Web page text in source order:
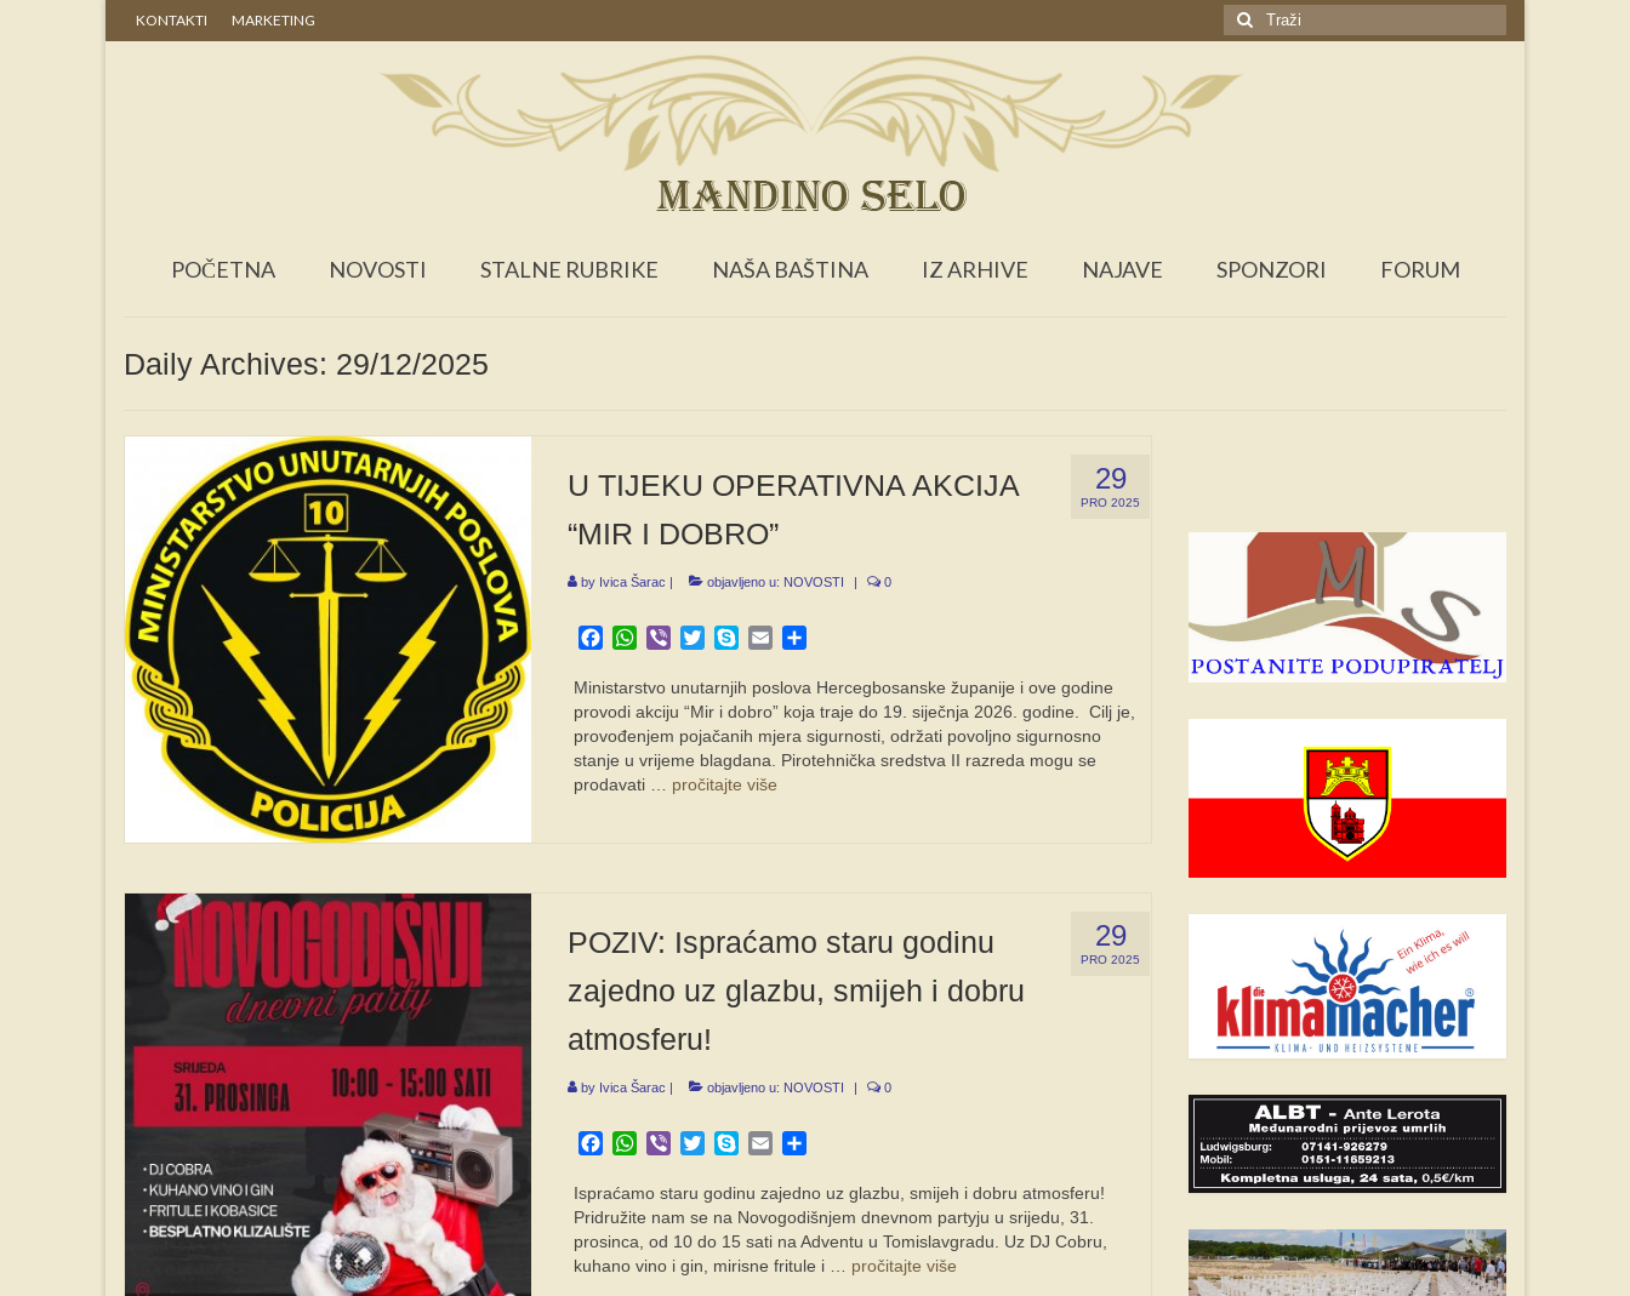
KONTAKTI MARKETING
Search
for:
POČETNA NOVOSTI STALNE RUBRIKE NAŠA BAŠTINA IZ ARHIVE NAJAVE SPONZORI FORUM
Daily Archives: 29/12/2025
29
PRO 2025
U TIJEKU OPERATIVNA AKCIJA
“MIR I DOBRO”
by Ivica Šarac | objavljeno u: NOVOSTI | 0
Facebook
WhatsApp
Viber TwitterSkypeEmail
Ministarstvo unutarnjih poslova Hercegbosanske županije i ove godine
provodi akciju “Mir i dobro” koja traje do 19. siječnja 2026. godine. Cilj je,
provođenjem pojačanih mjera sigurnosti, održati povoljno sigurnosno
stanje u vrijeme blagdana. Pirotehnička sredstva II razreda mogu se
prodavati … pročitajte više
29
PRO 2025
POZIV: Ispraćamo staru godinu
zajedno uz glazbu, smijeh i dobru
atmosferu!
by Ivica Šarac | objavljeno u: NOVOSTI | 0
Facebook
WhatsApp
Viber TwitterSkypeEmail
Ispraćamo staru godinu zajedno uz glazbu, smijeh i dobru atmosferu!
Pridružite nam se na Novogodišnjem dnevnom partyju u srijedu, 31.
prosinca, od 10 do 15 sati na Adventu u Tomislavgradu. Uz DJ Cobru,
kuhano vino i gin, mirisne fritule i … pročitajte više